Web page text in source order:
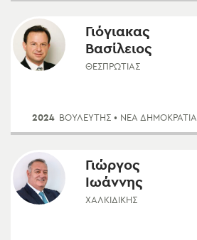
Γιόγιακας
Βασίλειος
ΘΕΣΠΡΩΤΊΑΣ
2024 ΒΟΥΛΕΥΤΗΣ • ΝΈΑ ΔΗΜΟΚΡΑΤΊΑ
Γιώργος
Ιωάννης
ΧΑΛΚΙΔΙΚΉΣ